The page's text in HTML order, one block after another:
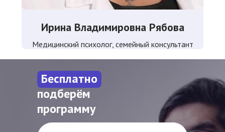
Ирина Владимировна Рябова
Медицинский психолог, семейный консультант
Бесплатно
подберём
программу